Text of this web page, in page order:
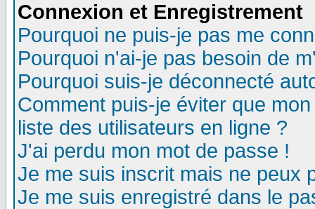
Connexion et Enregistrement
Pourquoi ne puis-je pas me
Pourquoi n'ai-je pas besoin de
Pourquoi suis-je déconnecté
Comment puis-je éviter que
liste des utilisateurs en ligne ?
J'ai perdu mon mot de passe !
Je me suis inscrit mais ne peux
Je me suis enregistré dans le